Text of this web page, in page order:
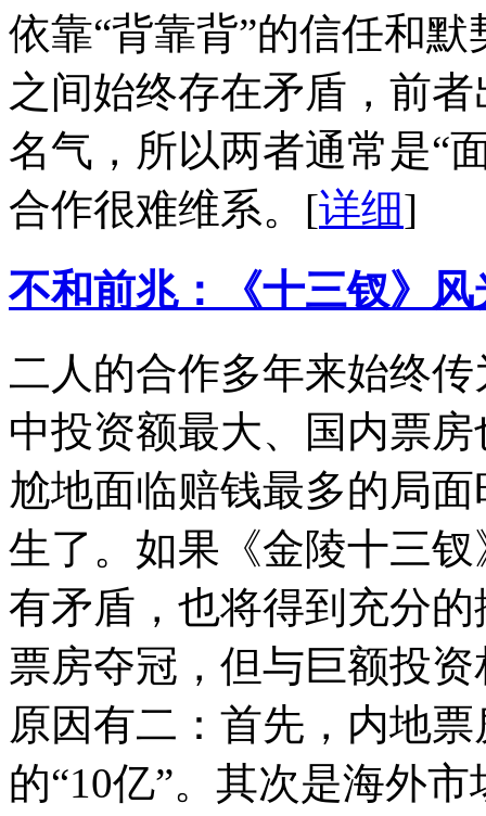
依靠“背靠背”的信任和
之间始终存在矛盾，前
名气，所以两者通常是“
合作很难维系。 [详细]
不和前兆：《十三钗》
二人的合作多年来始终
中投资额最大、国内票
尬地面临赔钱最多的局
生了。如果《金陵十三
有矛盾，也将得到充分
票房夺冠，但与巨额投
原因有二：首先，内地
的“10亿”。其次是海外